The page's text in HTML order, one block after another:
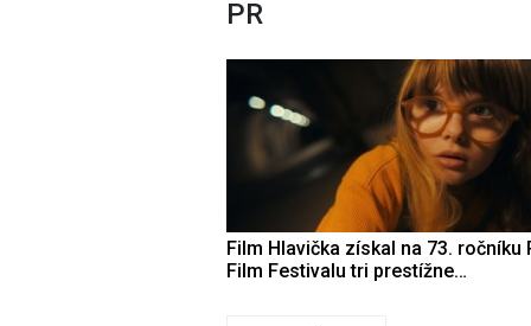
PR
Film Hlavička získal na 73. ročníku
Film Festivalu tri prestížne…